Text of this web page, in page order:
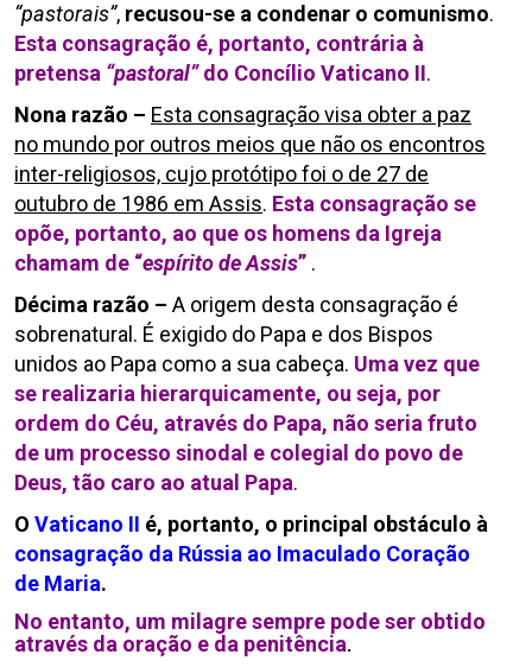
“pastorais”, recusou-se a condenar o comunismo.
Esta consagração é, portanto, contrária à
pretensa “pastoral”do Concílio Vaticano II.
Nona razão – Esta consagração visa obter a paz
no mundo por outros meios que não os encontros
inter-religiosos, cujo protótipo foi o de 27 de
outubro de 1986 em Assis. Esta consagração se
opõe, portanto, ao que os homens da Igreja
chamam de “espírito de Assis” .
Décima razão – A origem desta consagração é
sobrenatural. É exigido do Papa e dos Bispos
unidos ao Papa como a sua cabeça. Uma vez que
se realizaria hierarquicamente, ou seja, por
ordem do Céu, através do Papa, não seria fruto
de um processo sinodal e colegial do povo de
Deus, tão caro ao atual Papa.
O Vaticano II é, portanto, o principal obstáculo à
consagração da Rússia ao Imaculado Coração
de Maria.
No entanto, um milagre sempre pode ser obtido
através da oração e da penitência.